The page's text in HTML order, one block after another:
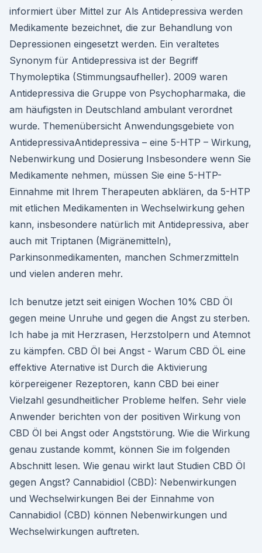
informiert über Mittel zur Als Antidepressiva werden
Medikamente bezeichnet, die zur Behandlung von
Depressionen eingesetzt werden. Ein veraltetes
Synonym für Antidepressiva ist der Begriff
Thymoleptika (Stimmungsaufheller). 2009 waren
Antidepressiva die Gruppe von Psychopharmaka, die
am häufigsten in Deutschland ambulant verordnet
wurde. Themenübersicht Anwendungsgebiete von
AntidepressivaAntidepressiva – eine 5-HTP – Wirkung,
Nebenwirkung und Dosierung Insbesondere wenn Sie
Medikamente nehmen, müssen Sie eine 5-HTP-
Einnahme mit Ihrem Therapeuten abklären, da 5-HTP
mit etlichen Medikamenten in Wechselwirkung gehen
kann, insbesondere natürlich mit Antidepressiva, aber
auch mit Triptanen (Migränemitteln),
Parkinsonmedikamenten, manchen Schmerzmitteln
und vielen anderen mehr.
Ich benutze jetzt seit einigen Wochen 10% CBD Öl
gegen meine Unruhe und gegen die Angst zu sterben.
Ich habe ja mit Herzrasen, Herzstolpern und Atemnot
zu kämpfen. CBD Öl bei Angst - Warum CBD ÖL eine
effektive Aternative ist Durch die Aktivierung
körpereigener Rezeptoren, kann CBD bei einer
Vielzahl gesundheitlicher Probleme helfen. Sehr viele
Anwender berichten von der positiven Wirkung von
CBD Öl bei Angst oder Angststörung. Wie die Wirkung
genau zustande kommt, können Sie im folgenden
Abschnitt lesen. Wie genau wirkt laut Studien CBD Öl
gegen Angst? Cannabidiol (CBD): Nebenwirkungen
und Wechselwirkungen Bei der Einnahme von
Cannabidiol (CBD) können Nebenwirkungen und
Wechselwirkungen auftreten.